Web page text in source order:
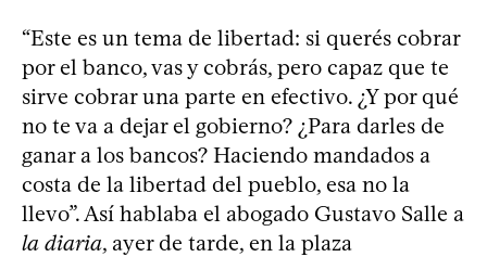
“Este es un tema de libertad: si querés cobrar
por el banco, vas y cobrás, pero capaz que te
sirve cobrar una parte en efectivo. ¿Y por qué
no te va a dejar el gobierno? ¿Para darles de
ganar a los bancos? Haciendo mandados a
costa de la libertad del pueblo, esa no la
llevo”. Así hablaba el abogado Gustavo Salle a
la diaria, ayer de tarde, en la plaza